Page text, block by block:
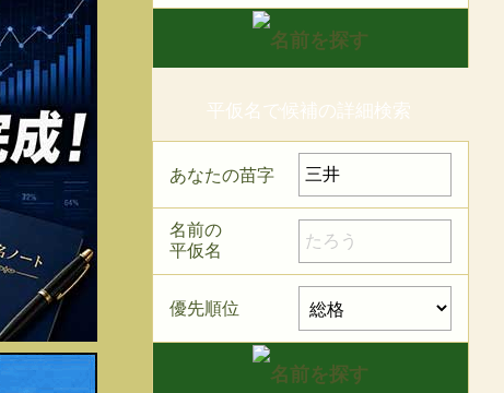
平仮名で候補の詳細検索
あなたの苗字
名前の
平仮名
優先順位